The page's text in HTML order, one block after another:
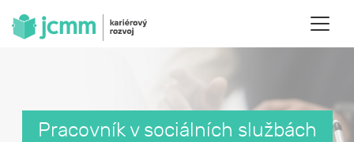
Pracovník v sociálních službách